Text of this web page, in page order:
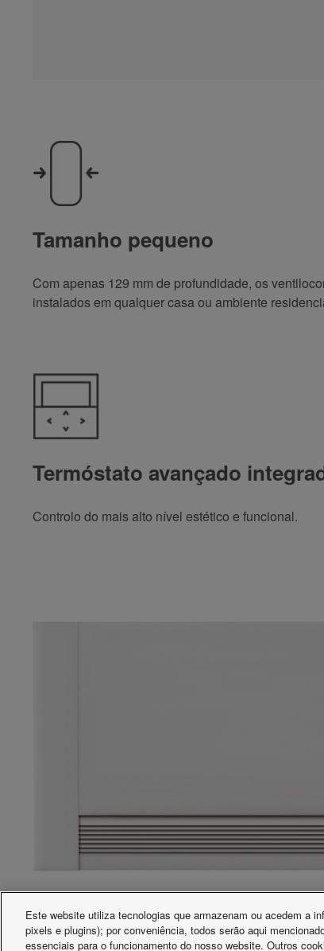
Tamanho pequeno
Com apenas 129 mm de profundidade, os
instalados em qualquer casa ou ambiente
Termóstato avançado
Controlo do mais alto nível estético e funcional.
Este website utiliza tecnologias que armazenam ou acedem a
pixels e plugins); por conveniência, todos serão aqui
essenciais para o funcionamento do nosso website. Outros